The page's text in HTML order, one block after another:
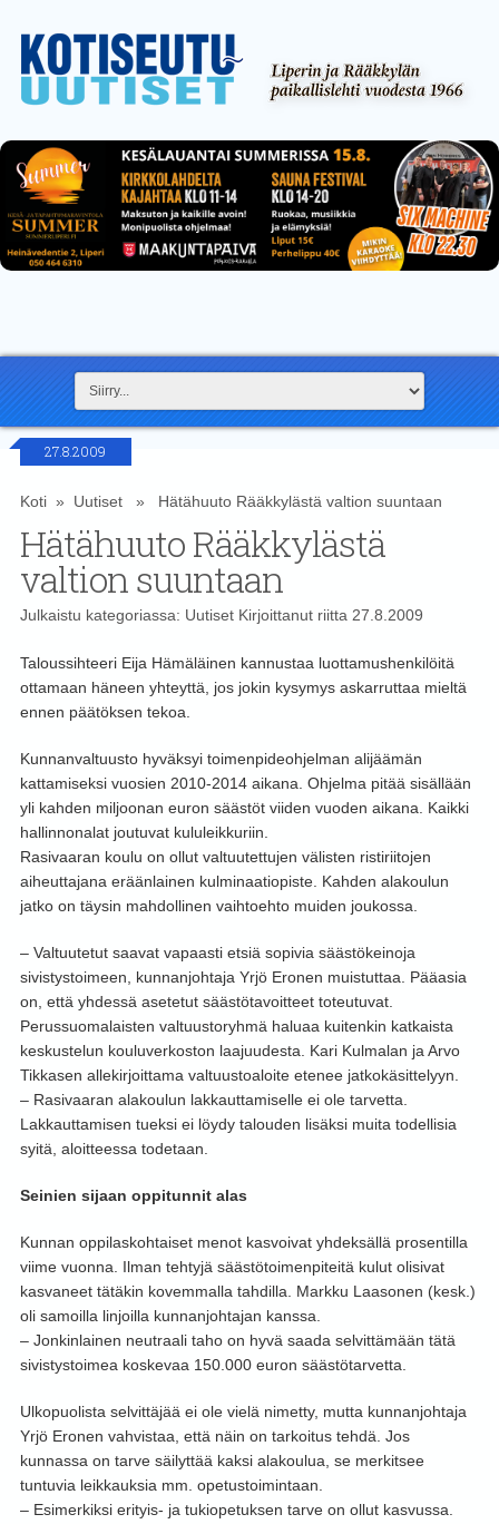
27.8.2009
Koti» Uutiset» Hätähuuto Rääkkylästä valtion suuntaan
Hätähuuto Rääkkylästä
valtion suuntaan
Julkaistu kategoriassa: UutisetKirjoittanut riitta27.8.2009
Taloussihteeri Eija Hämäläinen kannustaa luottamushenkilöitä
ottamaan häneen yhteyttä, jos jokin kysymys askarruttaa mieltä
ennen päätöksen tekoa.
Kunnanvaltuusto hyväksyi toimenpideohjelman alijäämän
kattamiseksi vuosien 2010-2014 aikana. Ohjelma pitää sisällään
yli kahden miljoonan euron säästöt viiden vuoden aikana. Kaikki
hallinnonalat joutuvat kululeikkuriin.
Rasivaaran koulu on ollut valtuutettujen välisten ristiriitojen
aiheuttajana eräänlainen kulminaatiopiste. Kahden alakoulun
jatko on täysin mahdollinen vaihtoehto muiden joukossa.
– Valtuutetut saavat vapaasti etsiä sopivia säästökeinoja
sivistystoimeen, kunnanjohtaja Yrjö Eronen muistuttaa. Pääasia
on, että yhdessä asetetut säästötavoitteet toteutuvat.
Perussuomalaisten valtuustoryhmä haluaa kuitenkin katkaista
keskustelun kouluverkoston laajuudesta. Kari Kulmalan ja Arvo
Tikkasen allekirjoittama valtuustoaloite etenee jatkokäsittelyyn.
– Rasivaaran alakoulun lakkauttamiselle ei ole tarvetta.
Lakkauttamisen tueksi ei löydy talouden lisäksi muita todellisia
syitä, aloitteessa todetaan.
Seinien sijaan oppitunnit alas
Kunnan oppilaskohtaiset menot kasvoivat yhdeksällä prosentilla
viime vuonna. Ilman tehtyjä säästötoimenpiteitä kulut olisivat
kasvaneet tätäkin kovemmalla tahdilla. Markku Laasonen (kesk.)
oli samoilla linjoilla kunnanjohtajan kanssa.
– Jonkinlainen neutraali taho on hyvä saada selvittämään tätä
sivistystoimea koskevaa 150.000 euron säästötarvetta.
Ulkopuolista selvittäjää ei ole vielä nimetty, mutta kunnanjohtaja
Yrjö Eronen vahvistaa, että näin on tarkoitus tehdä. Jos
kunnassa on tarve säilyttää kaksi alakoulua, se merkitsee
tuntuvia leikkauksia mm. opetustoimintaan.
– Esimerkiksi erityis- ja tukiopetuksen tarve on ollut kasvussa.